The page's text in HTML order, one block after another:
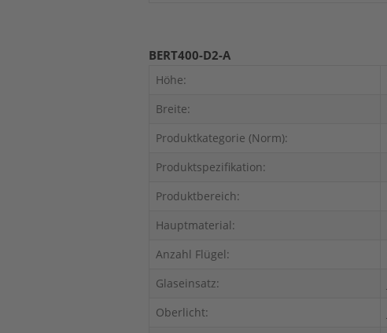
BERT400-D2-A
Höhe:
Breite:
Produktkategorie (Norm):
Produktspezifikation:
Produktbereich:
Hauptmaterial:
Anzahl Flügel:
Glaseinsatz:
Oberlicht: